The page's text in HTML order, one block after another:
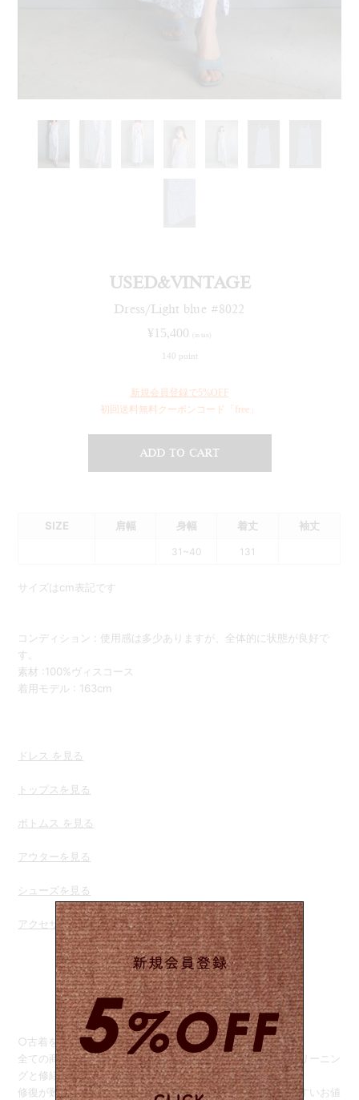
USED&VINTAGE
Dress/Light blue #8022
¥ 15,400 (in tax)
140 point
新規会員登録で5%OFF
初回送料無料クーポンコード「free」
ADD TO CART
SIZE 肩幅 身幅 着丈 袖丈
31~40 131
サイズはcm表記です
コンディション : 使用感は多少ありますが、全体的に状態が良好で
す。
素材 :100%ヴィスコース
着用モデル : 163cm
ドレス を見る
トップスを 見る
ボトムス を見る
アウターを見る
シューズを見る
アクセサリー を見る
○古着をご購入のお客様へ○
全ての商品は可能な限り人や環境に優しい洗剤を使用したクリーニン
グと修繕をしお客様へお届けしております。
修復が難しい商品はダメージを記載した上でお求めになりやすいお値